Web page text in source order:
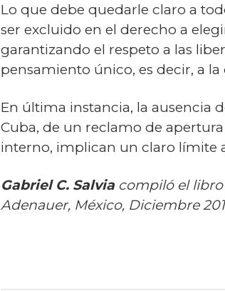
Lo que debe quedarle claro a
ser excluido en el derecho a
garantizando el respeto a las
pensamiento único, es decir, a la
En última instancia, la ausencia
Cuba, de un reclamo de
interno, implican un claro límite
Gabriel C. Salvia compiló el
Adenauer, México, Diciembre